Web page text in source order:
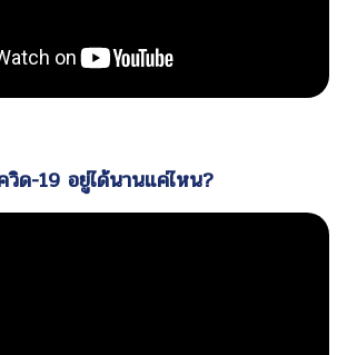
ควิด-19 อยู่ได้นานแค่ไหน?